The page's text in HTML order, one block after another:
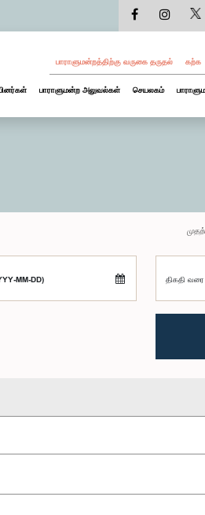
பாராளுமன்றத்திற்கு வருகை தருதல் கற்க
பாராளுமன்ற அலுவல்கள் செயலகம்
MM-DD) திகதி